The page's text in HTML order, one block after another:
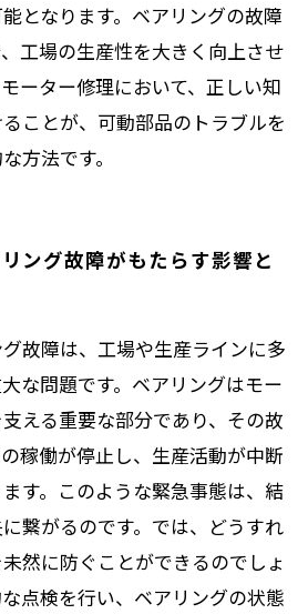
となります。ベアリングの故障
工場の生産性を大きく向上させ
ーター修理において、正しい知
ことが、可動部品のトラブルを
方法です。
ング故障がもたらす影響と
故障は、工場や生産ラインに多
な問題です。ベアリングはモー
える重要な部分であり、その故
稼働が停止し、生産活動が中断
す。このような緊急事態は、結
繋がるのです。では、どうすれ
然に防ぐことができるのでしょ
点検を行い、ベアリングの状態